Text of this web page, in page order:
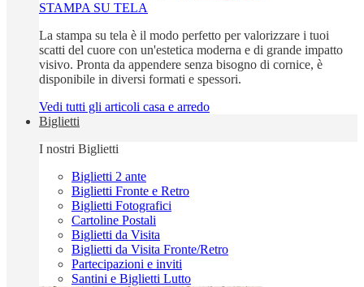
STAMPA SU TELA
La stampa su tela è il modo perfetto per valorizzare i tuoi
scatti del cuore con un'estetica moderna e di grande impatto
visivo. Pronta da appendere senza bisogno di cornice, è
disponibile in diversi formati e spessori.
Vedi tutti gli articoli casa e arredo
Biglietti
I nostri Biglietti
Biglietti 2 ante
Biglietti Fronte e Retro
Biglietti Fotografici
Cartoline Postali
Biglietti da Visita
Biglietti da Visita Fronte/Retro
Partecipazioni e inviti
Santini e Biglietti Lutto